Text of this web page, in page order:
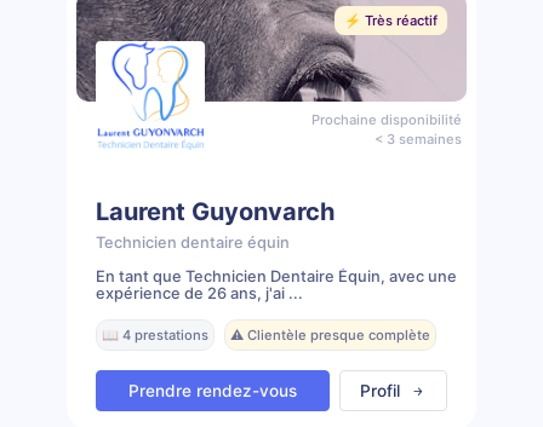
⚡️ Très réactif
Prochaine disponibilité
< 3 semaines
Laurent Guyonvarch
Technicien dentaire équin
En tant que Technicien Dentaire Équin, avec une
expérience de 26 ans, j'ai ...
📖 4 prestations ⚠️ Clientèle presque complète
Prendre rendez-vous Profil